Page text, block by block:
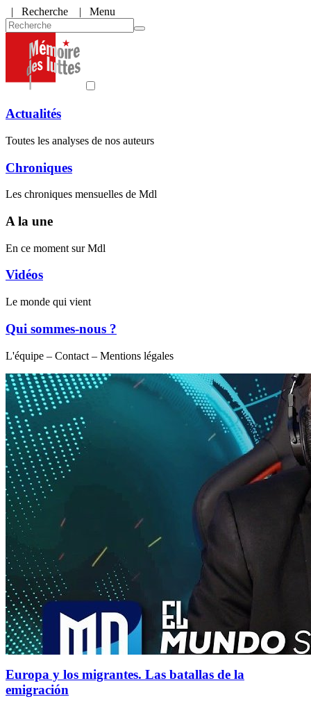
| Recherche | Menu
Actualités
Toutes les analyses de nos auteurs
Chroniques
Les chroniques mensuelles de Mdl
A la une
En ce moment sur Mdl
Vidéos
Le monde qui vient
Qui sommes-nous ?
L'équipe – Contact – Mentions légales
Europa y los migrantes. Las batallas de la
emigración